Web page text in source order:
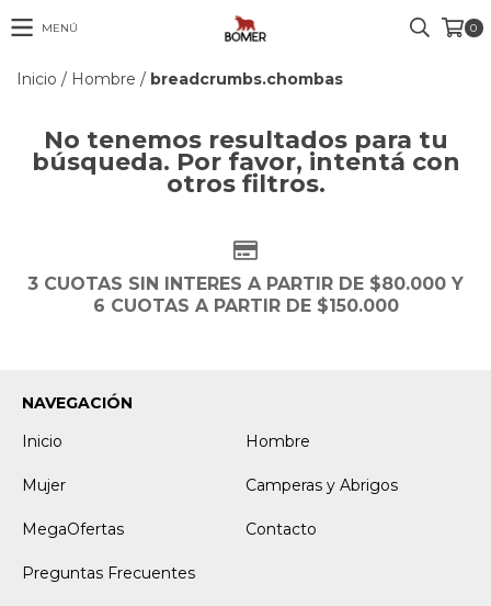
MENÚ 0
Inicio / Hombre / breadcrumbs.chombas
No tenemos resultados para tu
búsqueda. Por favor, intentá con
otros filtros.
3 CUOTAS SIN INTERES A PARTIR DE $80.000 Y
6 CUOTAS A PARTIR DE $150.000
NAVEGACIÓN
Inicio
Hombre
Mujer Camperas y Abrigos
MegaOfertas Contacto
Preguntas Frecuentes